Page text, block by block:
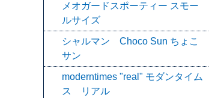
メオガードスポーティー スモー
ルサイズ
シャルマン Choco Sun ちょこ
サン
moderntimes "real" モダンタイム
ス リアル